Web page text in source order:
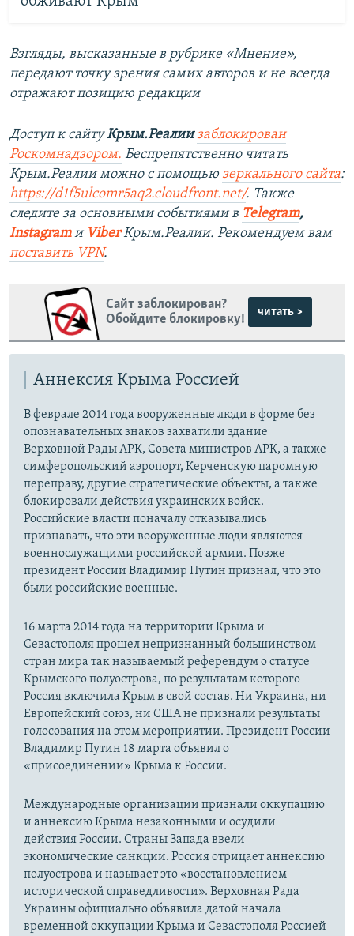
Взгляды, высказанные в рубрике «Мнение»,
передают точку зрения самих авторов и не всегда
отражают позицию редакции
Доступ к сайтуКрым.Реалии заблокирован
Роскомнадзором. Беспрепятственно читать
Крым.Реалии можно с помощью зеркального сайта:
https://d1f5ulcomr5aq2.cloudfront.net/. Также
следите за основными событиями в Telegram,
Instagramи ViberКрым.Реалии. Рекомендуем вам
поставить VPN.
Сайт заблокирован?
Обойдите блокировку!
читать >
Аннексия Крыма Россией
В феврале 2014 года вооруженные люди в форме без
опознавательных знаков захватили здание
Верховной Рады АРК, Совета министров АРК, а также
симферопольский аэропорт, Керченскую паромную
переправу, другие стратегические объекты, а также
блокировали действия украинских войск.
Российские власти поначалу отказывались
признавать, что эти вооруженные люди являются
военнослужащими российской армии. Позже
президент России Владимир Путин признал, что это
были российские военные.
16 марта 2014 года на территории Крыма и
Севастополя прошел непризнанный большинством
стран мира так называемый референдум о статусе
Крымского полуострова, по результатам которого
Россия включила Крым в свой состав. Ни Украина, ни
Европейский союз, ни США не признали результаты
голосования на этом мероприятии. Президент России
Владимир Путин 18 марта объявил о
«присоединении» Крыма к России.
Международные организации признали оккупацию
и аннексию Крыма незаконными и осудили
действия России. Страны Запада ввели
экономические санкции. Россия отрицает аннексию
полуострова и называет это «восстановлением
исторической справедливости». Верховная Рада
Украины официально объявила датой начала
временной оккупации Крыма и Севастополя Россией